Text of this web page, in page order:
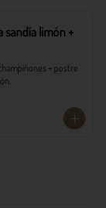
sandía limón +
+ postre